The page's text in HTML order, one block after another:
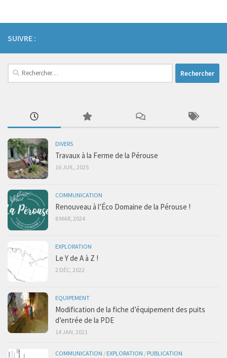
SUIVRE :
Rechercher :
DIVERS
Travaux à la Ferme de la Pérouse
16 JUIL, 2025
COMMUNICATION
Renouveau à l’Éco Domaine de la Pérouse !
8 MAR, 2024
EXPLORATION
Le Y de A à Z !
2 DÉC, 2022
EQUIPEMENT
Modification de la fiche d’équipement des puits
d’entrée de la PDE
14 JAN, 2021
COMMUNICATION / EXPLORATION / PUBLICATION